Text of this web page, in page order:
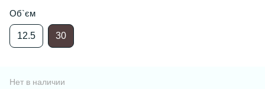
Об`єм
12.5 30
Нет в наличии